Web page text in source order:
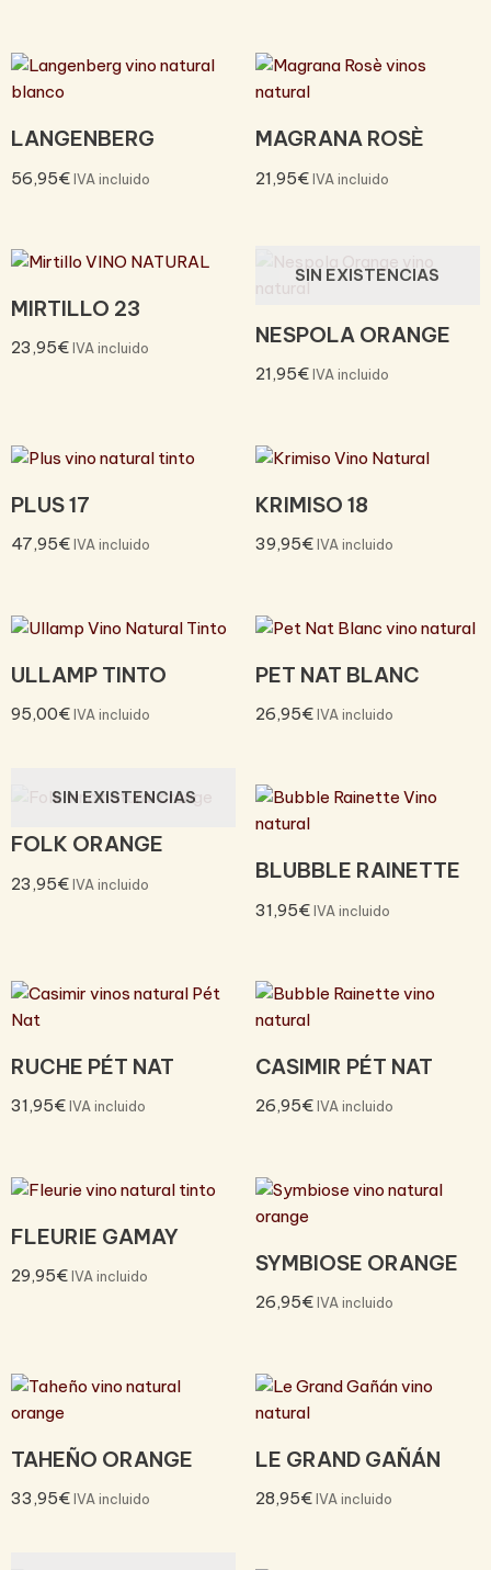
LANGENBERG
56,95€IVA incluido
MAGRANA ROSÈ
21,95€ IVA incluido
MIRTILLO 23
23,95€IVA incluido
SIN EXISTENCIAS
NESPOLA ORANGE
21,95€ IVA incluido
PLUS 17
47,95€IVA incluido
KRIMISO 18
39,95€ IVA incluido
ULLAMP TINTO
95,00€IVA incluido
PET NAT BLANC
26,95€ IVA incluido
SIN EXISTENCIAS
FOLK ORANGE
23,95€IVA incluido
BLUBBLE RAINETTE
31,95€ IVA incluido
RUCHE PÉT NAT
31,95€IVA incluido
CASIMIR PÉT NAT
26,95€ IVA incluido
FLEURIE GAMAY
29,95€IVA incluido
SYMBIOSE ORANGE
26,95€ IVA incluido
TAHEÑO ORANGE
33,95€IVA incluido
LE GRAND GAÑÁN
28,95€ IVA incluido